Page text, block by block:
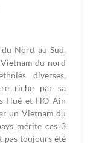
Nord au Sud,
du nord
diverses,
riche par sa
Hué et HO Ain
un Vietnam du
mérite ces 3
pas toujours été